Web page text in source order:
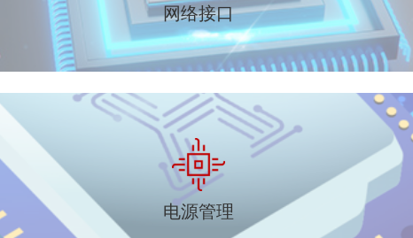
网络接口
电源管理